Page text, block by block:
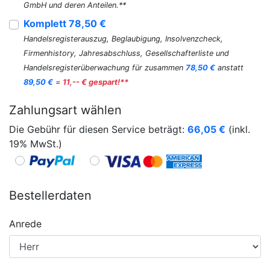
GmbH und deren Anteilen.**
Komplett 78,50 €
Handelsregisterauszug, Beglaubigung, Insolvenzcheck,
Firmenhistory, Jahresabschluss, Gesellschafterliste und
Handelsregisterüberwachung für zusammen 78,50 € anstatt
89,50 € = 11,-- € gespart!**
Zahlungsart wählen
Die Gebühr für diesen Service beträgt: 66,05 € (inkl.
19% MwSt.)
Bestellerdaten
Anrede